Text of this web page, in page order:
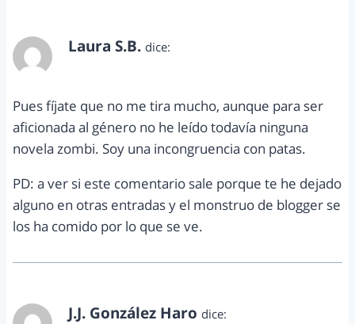
Laura S.B. dice:
Pues fíjate que no me tira mucho, aunque para ser
aficionada al género no he leído todavía ninguna
novela zombi. Soy una incongruencia con patas.
PD: a ver si este comentario sale porque te he dejado
alguno en otras entradas y el monstruo de blogger se
los ha comido por lo que se ve.
J.J. González Haro dice: